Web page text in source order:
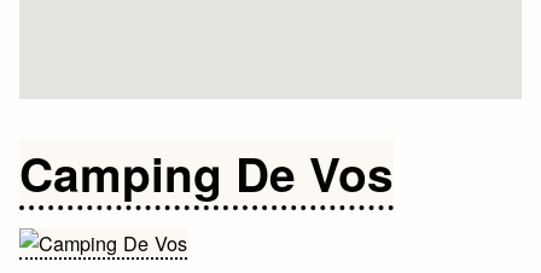
Camping De Vos